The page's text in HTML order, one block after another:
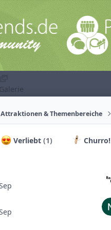
Galerie
Attraktionen & Themenbereiche
Verliebt(1) Churro!